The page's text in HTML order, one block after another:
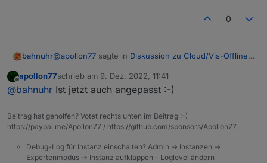
0
bahnuhr@apollon77 sagte in Diskussion zu Cloud/Vis-Offline-
@bahnuhrsagte inDiskussion zu Cloud/Vis-
Ich würde es auf der Homepage ändern;
mfg
Offline
apollon77schrieb am 9. Dez. 2022, 11:41
zuletzt editiert von
@bahnuhr Ist jetzt auch angepasst :-)
Beitrag hat geholfen? Votet rechts unten im Beitrag :-)
https://paypal.me/Apollon77 / https://github.com/sponsors/Apollon77
Debug-Log für Instanz einschalten? Admin -> Instanzen ->
Expertenmodus -> Instanz aufklappen - Loglevel ändern